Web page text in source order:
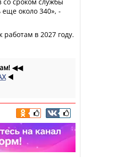
около 340», -
работам в 2027 году.
◀◀
◀️